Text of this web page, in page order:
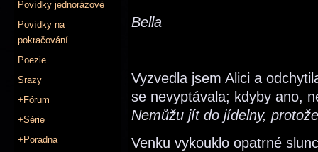
Povídky jednorázové
Povídky na
pokračování
Poezie
Srazy
+Fórum
+Série
+Poradna
Bella
Vyzvedla jsem Alici a
se nevyptávala; kdyby ano,
Nemůžu jít do jídelny,
Venku vykouklo opatrné